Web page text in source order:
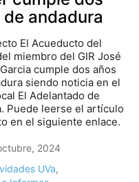
de andadura
El Acueducto del
miembro del GIR José
cumple dos años
siendo noticia en el
El Adelantado de
Puede leerse el artículo
en el siguiente enlace.
2024
UVa,